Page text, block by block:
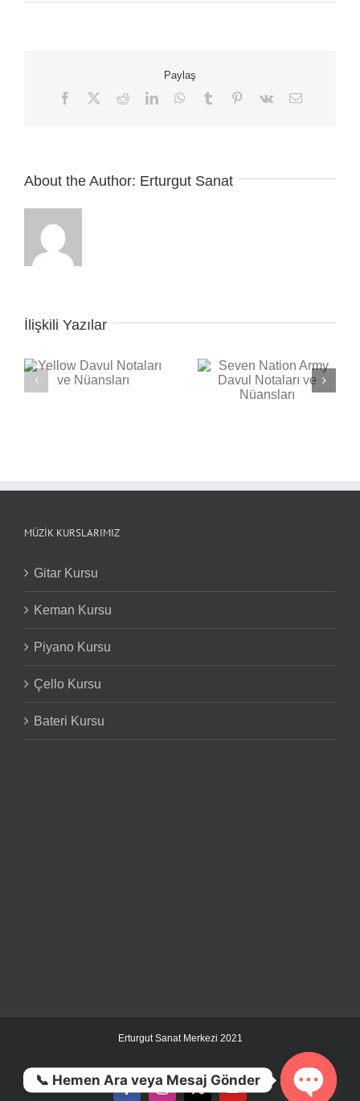
Bayram
Tabı
Paylaş
Facebook RedditLinkedInWhatsApp
Tumblr Pinterest
Vk
E-
About the Author: Erturgut Sanat
İlişkili Yazılar
Seven Nation Army
Back in Black Davul
Notaları ve Nüansları
MÜZIK KURSLARIMIZ
Gitar Kursu
Keman Kursu
Piyano Kursu
Çello Kursu
Bateri Kursu
Erturgut Sanat Merkezi 2021
FacebookInstagram
X YouTube
📞 Hemen Ara veya Mesaj Gönder